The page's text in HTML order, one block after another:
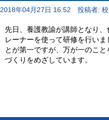
2018年04月27日 16:52 投稿者:
先日、養護教諭が講師となり
レーナーを使って研修を行い
とが第一ですが、万が一のこ
づくりをめざしています。